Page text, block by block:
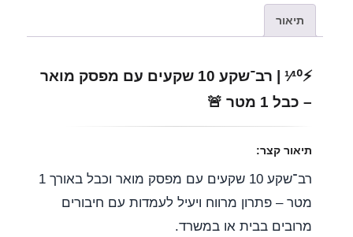
h
a
p
p
c
k
l
g
m
תיאור
⚡¹⁄¹⁰ | רב־שקע 10 שקעים עם מפסק מואר
– כבל 1 מטר 🚨
תיאור קצר:
רב־שקע 10 שקעים עם מפסק מואר וכבל באורך 1
מטר – פתרון מרווח ויעיל לעמדות עם חיבורים
מרובים בבית או במשרד.